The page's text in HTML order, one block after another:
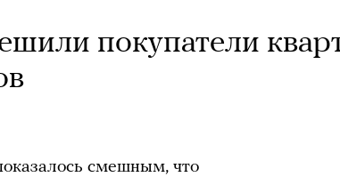
покупатели
смешным, что